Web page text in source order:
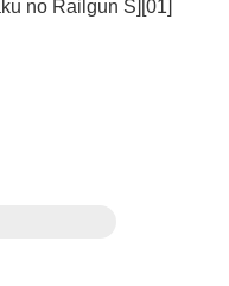
no Railgun S][01]